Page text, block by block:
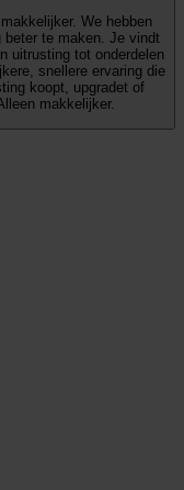
We hebben
beter te maken. Je vindt
uitrusting tot onderdelen
snellere ervaring die
koopt, upgradet of
makkelijker.